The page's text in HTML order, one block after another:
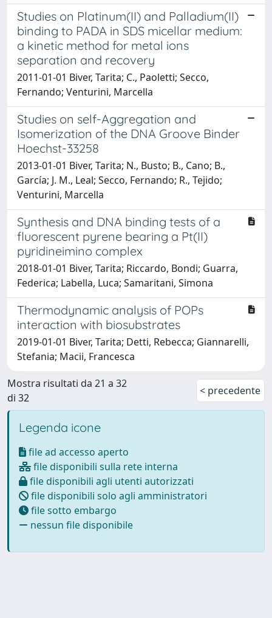
Studies on Platinum(II) and Palladium(II)
binding to PADA in SDS micellar medium:
a kinetic method for metal ions
separation and recovery
2011-01-01 Biver, Tarita; C., Paoletti; Secco,
Fernando; Venturini, Marcella
Studies on self-Aggregation and
Isomerization of the DNA Groove Binder
Hoechst-33258
2013-01-01 Biver, Tarita; N., Busto; B., Cano; B.,
García; J. M., Leal; Secco, Fernando; R., Tejido;
Venturini, Marcella
Synthesis and DNA binding tests of a
fluorescent pyrene bearing a Pt(II)
pyridineimino complex
2018-01-01 Biver, Tarita; Riccardo, Bondi; Guarra,
Federica; Labella, Luca; Samaritani, Simona
Thermodynamic analysis of POPs
interaction with biosubstrates
2019-01-01 Biver, Tarita; Detti, Rebecca; Giannarelli,
Stefania; Macii, Francesca
Mostra risultati da 21 a 32
di 32
< precedente
Legenda icone
file ad accesso aperto
file disponibili sulla rete interna
file disponibili agli utenti autorizzati
file disponibili solo agli amministratori
file sotto embargo
nessun file disponibile